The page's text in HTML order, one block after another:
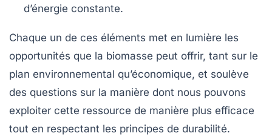
d’énergie constante.
Chaque un de ces éléments met en lumière les
opportunités que la biomasse peut offrir, tant sur le
plan environnemental qu’économique, et soulève
des questions sur la manière dont nous pouvons
exploiter cette ressource de manière plus efficace
tout en respectant les principes de durabilité.